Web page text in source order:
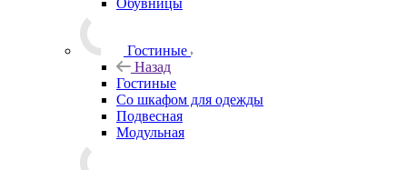
Обувницы
Гостиные
Назад
Гостиные
Со шкафом для одежды
Подвесная
Модульная